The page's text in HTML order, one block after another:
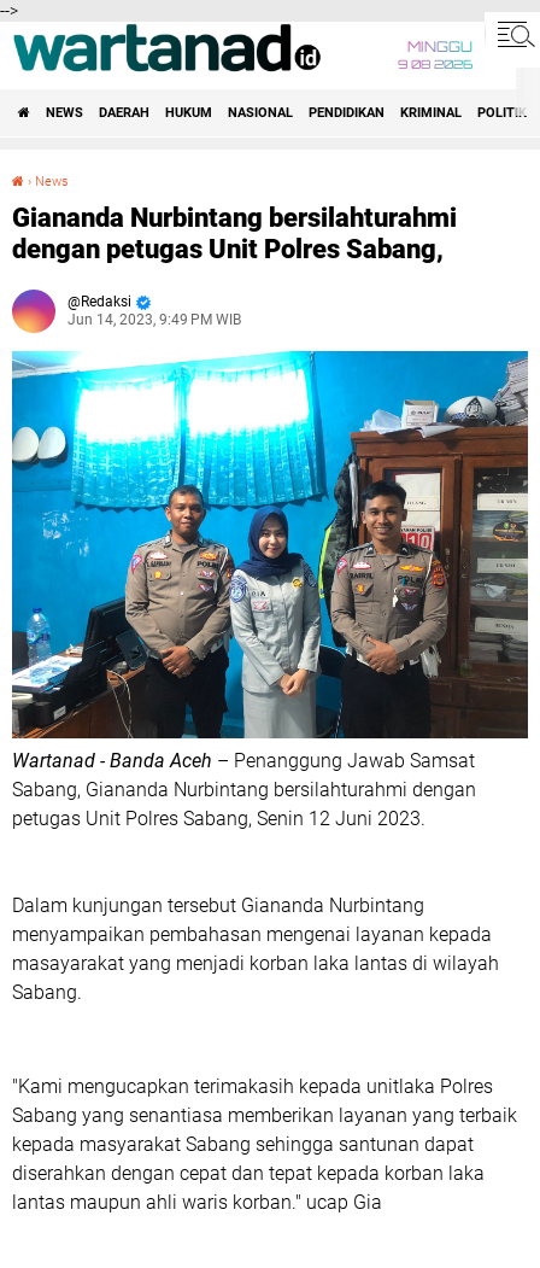
-->
MINGGU
9 08 2026
NEWS DAERAH HUKUM NASIONAL PENDIDIKAN KRIMINAL POLITIK
› News
Giananda Nurbintang bersilahturahmi
dengan petugas Unit Polres Sabang,
Redaksi
Jun 14, 2023, 9:49 PM WIB
Wartanad - Banda Aceh – Penanggung Jawab Samsat
Sabang, Giananda Nurbintang bersilahturahmi dengan
petugas Unit Polres Sabang, Senin 12 Juni 2023.
Dalam kunjungan tersebut Giananda Nurbintang
menyampaikan pembahasan mengenai layanan kepada
masayarakat yang menjadi korban laka lantas di wilayah
Sabang.
"Kami mengucapkan terimakasih kepada unitlaka Polres
Sabang yang senantiasa memberikan layanan yang terbaik
kepada masyarakat Sabang sehingga santunan dapat
diserahkan dengan cepat dan tepat kepada korban laka
lantas maupun ahli waris korban." ucap Gia